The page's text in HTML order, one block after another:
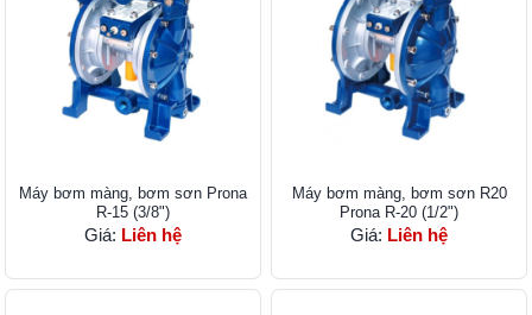
Máy bơm màng, bơm sơn Prona
R-15 (3/8")
Giá: Liên hệ
Máy bơm màng, bơm sơn R20
Prona R-​20 (1/2")
Giá: Liên hệ